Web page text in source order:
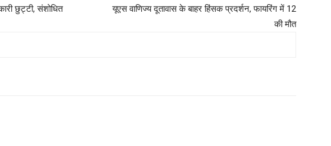
छुट्टी, संशोधित
यूएस वाणिज्य दूतावास के बाहर हिंसक प्रदर्शन, फायरिंग में 12
की मौत